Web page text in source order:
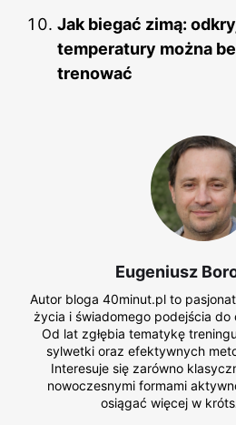
Jak biegać zimą:
temperatury można
trenować
Eugeniusz
Autor bloga 40minut.pl to
życia i świadomego podejścia
Od lat zgłębia tematykę
sylwetki oraz efektywnych
Interesuje się zarówno
nowoczesnymi formami
osiągać więcej w